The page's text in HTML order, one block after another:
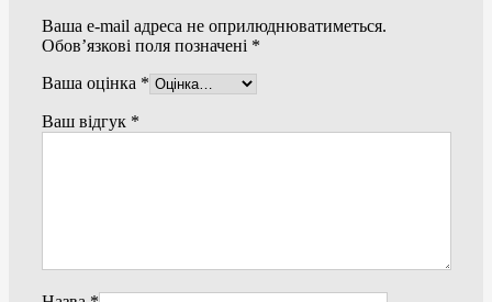
Ваша e-mail адреса не оприлюднюватиметься.
Обов’язкові поля позначені *
Ваша оцінка *
Ваш відгук *